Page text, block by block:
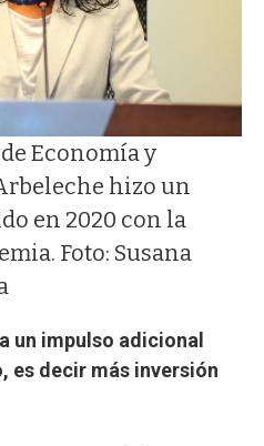
Economía y
hizo un
en 2020 con la
Foto: Susana
un impulso adicional
es decir más inversión